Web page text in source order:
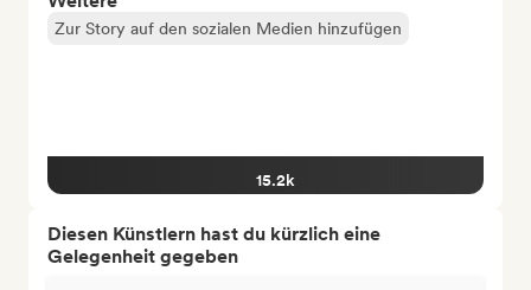
Zur Story auf den sozialen Medien hinzufügen
15.2k
Diesen Künstlern hast du kürzlich eine
Gelegenheit gegeben